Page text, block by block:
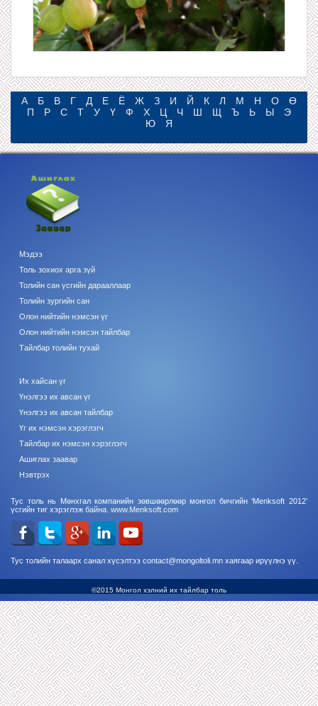
А Б В Г Д Е Ё Ж З И Й К Л М Н О
Ө
П
Р С Т У Ү Ф Х Ц Ч Ш Щ Ъ Ь Ы
Э
Ю
Я
Мэдээ
Толь зохиох арга зүй
Толийн сан үсгийн дарааллаар
Толийн зургийн сан
Олон нийтийн нэмсэн үг
Олон нийтийн нэмсэн тайлбар
Тайлбар толийн тухай
Их хайсан үг
Үнэлгээ их авсан үг
Үнэлгээ их авсан тайлбар
Үг их нэмсэн хэрэглэгч
Тайлбар их нэмсэн хэрэглэгч
Ашиглах заавар
Нэвтрэх
Тус толь нь Мөнхгал компанийн зөвшөөрлөөр монгол бичгийн ‘Menksoft 2012’
үсгийн тиг хэрэглэж байна. www.Menksoft.com
Тус толийн талаарх санал хүсэлтээ contact@mongoltoli.mn хаягаар ирүүлнэ үү.
©2015 Монгол хэлний их тайлбар толь